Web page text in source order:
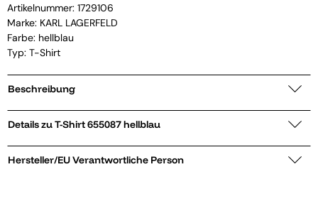
Artikelnummer: 1729106
Marke: KARL LAGERFELD
Farbe: hellblau
Typ: T-Shirt
Beschreibung
Details zu T-Shirt 655087 hellblau
Hersteller/EU Verantwortliche Person